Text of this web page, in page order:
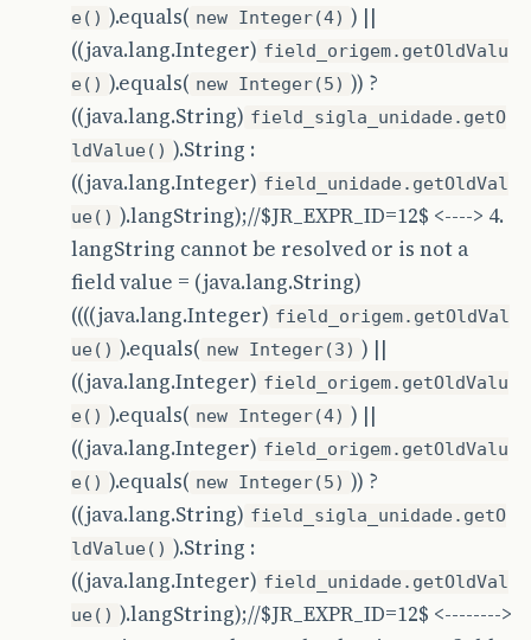
e() ).equals( new Integer(4) ) ||
((java.lang.Integer) field_origem.getOldValu
e() ).equals( new Integer(5) )) ?
((java.lang.String) field_sigla_unidade.getO
ldValue() ).String :
((java.lang.Integer) field_unidade.getOldVal
ue() ).langString);//$JR_EXPR_ID=12$ <----> 4.
langString cannot be resolved or is not a
field value = (java.lang.String)
((((java.lang.Integer) field_origem.getOldVal
ue() ).equals( new Integer(3) ) ||
((java.lang.Integer) field_origem.getOldValu
e() ).equals( new Integer(4) ) ||
((java.lang.Integer) field_origem.getOldValu
e() ).equals( new Integer(5) )) ?
((java.lang.String) field_sigla_unidade.getO
ldValue() ).String :
((java.lang.Integer) field_unidade.getOldVal
ue() ).langString);//$JR_EXPR_ID=12$ <-------->